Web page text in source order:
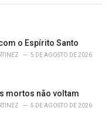
o Espírito Santo
5 DE AGOSTO DE 2026
mortos não voltam
5 DE AGOSTO DE 2026